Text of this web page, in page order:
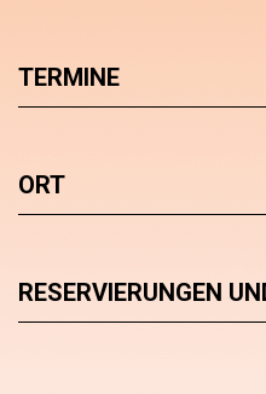
TERMINE
ORT
RESERVIERUNGEN